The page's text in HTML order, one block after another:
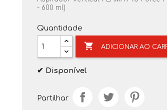
- 600 ml)
Quantidade
 ADICIONAR AO
✔ Disponível
Partilhar